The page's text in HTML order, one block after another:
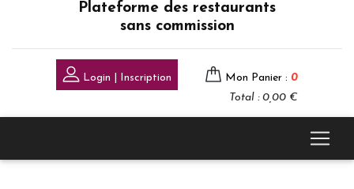
Plateforme des restaurants
sans commission
Login | Inscription Mon Panier : 0
Total : 0,00 €